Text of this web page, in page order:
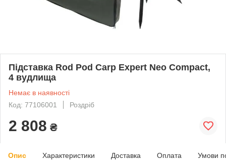
Підставка Rod Pod Carp Expert Neo Compact,
4 вудлища
Немає в наявності
Код: 77106001
Роздріб
2 808 ₴
Опис Характеристики Доставка Оплата Умови